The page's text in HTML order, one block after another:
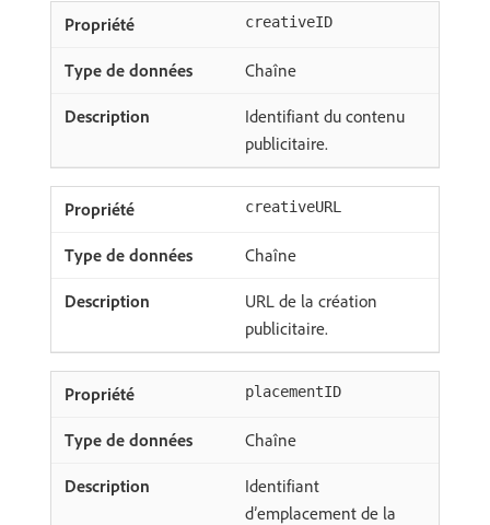
creativeID
Chaîne
Identifiant du contenu
publicitaire.
creativeURL
Chaîne
URL de la création
publicitaire.
placementID
Chaîne
Identifiant
d’emplacement de la